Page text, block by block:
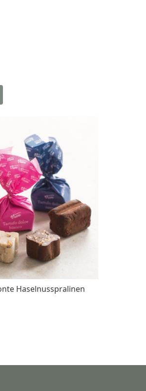
Haselnusspralinen